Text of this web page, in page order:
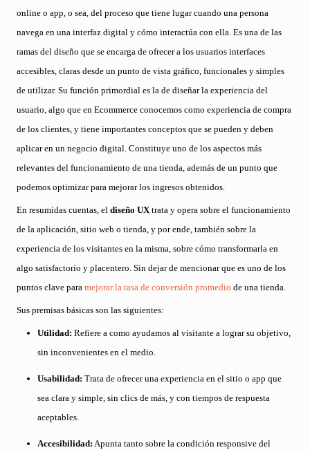
online o app, o sea, del proceso que tiene lugar cuando una persona
navega en una interfaz digital y cómo interactúa con ella. Es una de las
ramas del diseño que se encarga de ofrecer a los usuarios interfaces
accesibles, claras desde un punto de vista gráfico, funcionales y simples
de utilizar. Su función primordial es la de diseñar la experiencia del
usuario, algo que en Ecommerce conocemos como experiencia de compra
de los clientes, y tiene importantes conceptos que se pueden y deben
aplicar en un negocio digital. Constituye uno de los aspectos más
relevantes del funcionamiento de una tienda, además de un punto que
podemos optimizar para mejorar los ingresos obtenidos.
En resumidas cuentas, eldiseño UXtrata y opera sobre el funcionamiento
de la aplicación, sitio web o tienda, y por ende, también sobre la
experiencia de los visitantes en la misma, sobre cómo transformarla en
algo satisfactorio y placentero. Sin dejar de mencionar que es uno de los
puntos clave paramejorar la tasa de conversión promedio de una tienda.
Sus premisas básicas son las siguientes:
Utilidad: Refiere a como ayudamos al visitante a lograr su objetivo,
sin inconvenientes en el medio.
Usabilidad: Trata de ofrecer una experiencia en el sitio o app que
sea clara y simple, sin clics de más, y con tiempos de respuesta
aceptables.
Accesibilidad: Apunta tanto sobre la condición responsive del